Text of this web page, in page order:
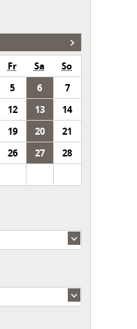
Fr Sa
So
5 6
7
12 13
14
19 20
21
26 27
28